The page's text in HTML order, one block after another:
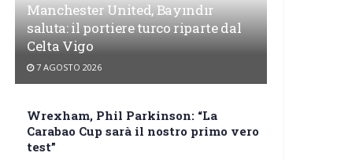
Manchester United, Bayındır
saluta: il portiere turco riparte dal
Celta Vigo
7 AGOSTO 2026
Wrexham, Phil Parkinson: “La
Carabao Cup sarà il nostro primo vero
test”